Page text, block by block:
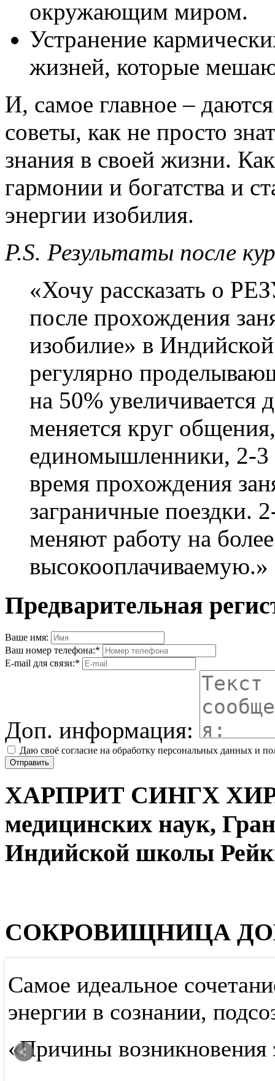
окружающим миром.
Устранение
жизней, которые
И, самое главное –
советы, как не просто
знания в своей жизни.
гармонии и богатства и
энергии изобилия.
P.S. Результаты после
«Хочу рассказать о
после прохождения
изобилие» в
регулярно
на 50%
меняется круг
единомышленники, 2-3
время прохождения
заграничные поездки.
меняют работу на
высокооплачиваемую.»
Предварительная
Ваше имя:
Ваш номер телефона:*
E-mail для связи:*
Доп. информация:
Даю своё согласие на обработку персональных данных и
ХАРПРИТ СИНГХ
медицинских наук,
Индийской школы
СОКРОВИЩНИЦА
Самое идеальное
энергии в сознании,
«Причины возникновения